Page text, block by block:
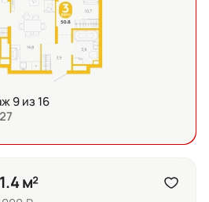
9 из 16
м²